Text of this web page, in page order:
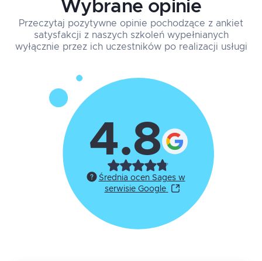
Wybrane opinie
Przeczytaj pozytywne opinie pochodzące z ankiet
satysfakcji z naszych szkoleń wypełnianych
wyłącznie przez ich uczestników po realizacji usługi
4.8
Średnia ocen Sages w
serwisie Google